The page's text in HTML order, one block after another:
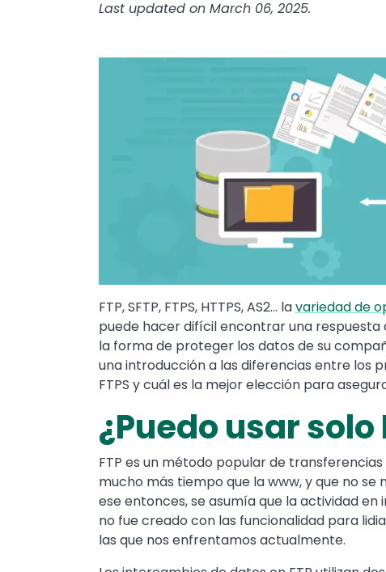
Last updated on March 06, 2025.
FTP, SFTP, FTPS, HTTPS, AS2… lavariedad de
puede hacer difícil encontrar una
la forma de proteger los datos de su
una introducción a las diferencias entre los
FTPS y cuál es la mejor elección para
¿Puedo usar solo
FTP es un método popular de
mucho más tiempo que la www, y que no se
ese entonces, se asumía que la actividad
no fue creado con las funcionalidad para
las que nos enfrentamos actualmente.